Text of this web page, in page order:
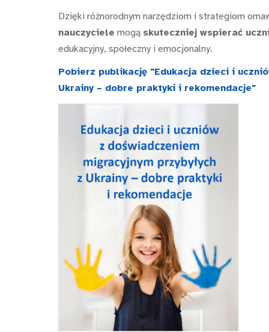
Dzięki różnorodnym narzędziom i strategiom
nauczyciele mogą skuteczniej wspierać
edukacyjny, społeczny i emocjonalny.
Pobierz publikację "Edukacja dzieci i
Ukrainy – dobre praktyki i rekomendacje"